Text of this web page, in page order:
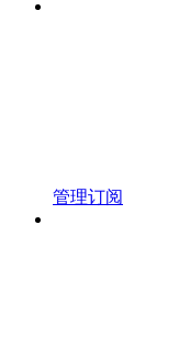
管理订阅